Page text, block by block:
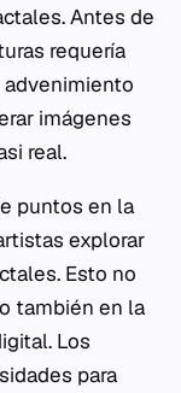
Antes de
requería
imágenes
real.
puntos en la
explorar
Esto no
también en la
Los
para